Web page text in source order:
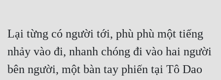
Lại từng có người tới, phù phù một tiếng
nhảy vào đi, nhanh chóng đi vào hai người
bên người, một bàn tay phiến tại Tô Dao